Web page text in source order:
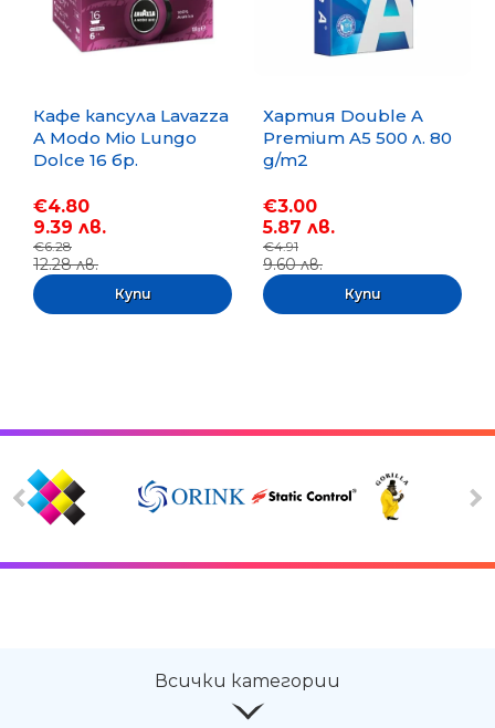
Кафе капсула Lavazza
A Modo Mio Lungo
Dolce 16 бр.
€4.80
9.39 лв.
€6.28
12.28 лв.
Хартия Double A
Premium A5 500 л. 80
g/m2
€3.00
5.87 лв.
€4.91
9.60 лв.
Всички категории